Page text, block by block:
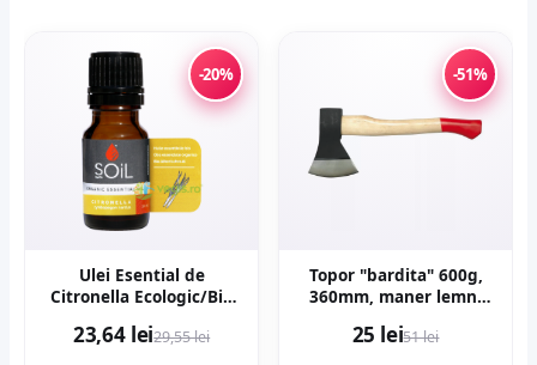
-20%
Ulei Esential de
Citronella Ecologic/Bio
23,64 lei29,55 lei
-51%
Topor "bardita" 600g,
360mm, maner lemn,
Tec MX435
25 lei51 lei